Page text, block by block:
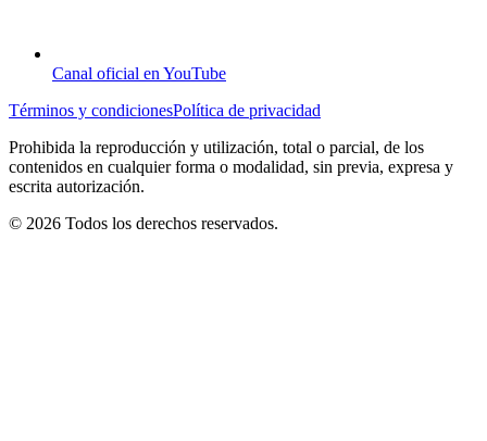
Canal oficial en YouTube
Términos y condicionesPolítica de privacidad
Prohibida la reproducción y utilización, total o parcial, de los
contenidos en cualquier forma o modalidad, sin previa, expresa y
escrita autorización.
© 2026 Todos los derechos reservados.